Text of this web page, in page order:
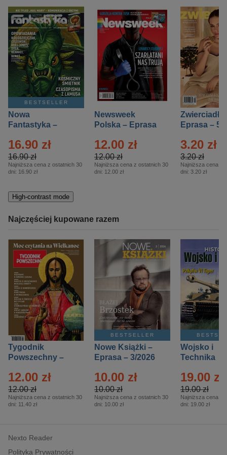
BESTSELLER
Nowa
Fantastyka –
16.90 zł
16.90 zł
Najniższa cena z ostatnich 30
dni: 16.90 zł
Newsweek
Polska – Eprasa
12.00 zł
12.00 zł
Najniższa cena z ostatnich 30
dni: 12.00 zł
Zwierciadło
Eprasa – 5/
3.20 zł
3.20 zł
Najniższa cena z
dni: 3.20 zł
High-contrast mode
Najczęściej kupowane razem
Tygodnik
Powszechny –
12.00 zł
12.00 zł
Najniższa cena z ostatnich 30
dni: 11.40 zł
BESTSELLER
Nowe Książki –
Eprasa – 3/2026
10.00 zł
10.00 zł
Najniższa cena z ostatnich 30
dni: 10.00 zł
Wojsko i
Technika
– 2/2026
19.00 zł
19.00 zł
Najniższa cena z
dni: 19.00 zł
Nexto Reader
Polityka Prywatności